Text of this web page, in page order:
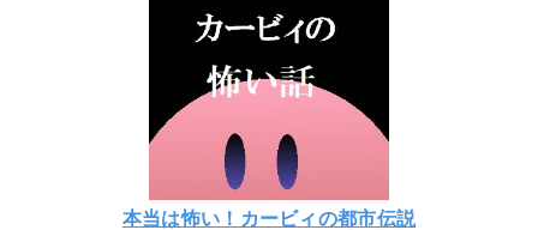
本当は怖い！カービィの都市伝説